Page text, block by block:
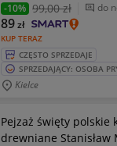
-10% 99,00 zł do
KUP TERAZ
89zł
CZĘSTO SPRZEDAJE
SPRZEDAJĄCY: OSOBA
Kielce
Pejzaż święty polskie
drewniane Stanisław